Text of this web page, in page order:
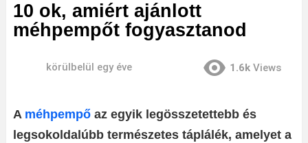
10 ok, amiért ajánlott
méhpempőt fogyasztanod
körülbelül egy éve 1.6k Views
A méhpempő az egyik legösszetettebb és
legsokoldalúbb természetes táplálék, amelyet a